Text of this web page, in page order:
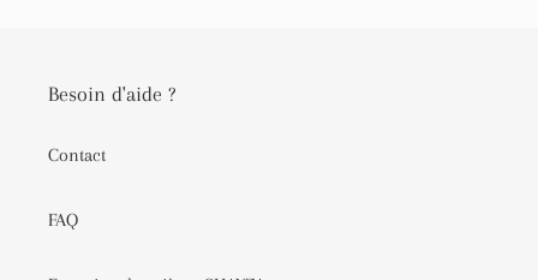
Besoin d'aide ?
Contact
FAQ